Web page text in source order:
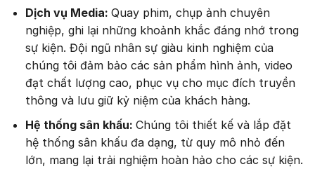
Dịch vụ Media: Quay phim, chụp ảnh chuyên
nghiệp, ghi lại những khoảnh khắc đáng nhớ trong
sự kiện. Đội ngũ nhân sự giàu kinh nghiệm của
chúng tôi đảm bảo các sản phẩm hình ảnh, video
đạt chất lượng cao, phục vụ cho mục đích truyền
thông và lưu giữ kỷ niệm của khách hàng.
Hệ thống sân khấu: Chúng tôi thiết kế và lắp đặt
hệ thống sân khấu đa dạng, từ quy mô nhỏ đến
lớn, mang lại trải nghiệm hoàn hảo cho các sự kiện.